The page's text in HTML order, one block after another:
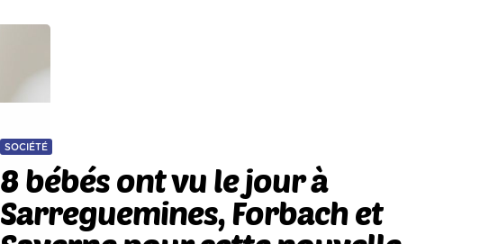
SOCIÉTÉ
8 bébés ont vu le jour à
Sarreguemines, Forbach et